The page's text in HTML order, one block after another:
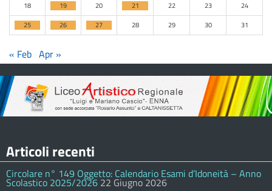
18
19 20 21 22 23
24
25
26 27 28 29 30 31
« Feb Apr »
Articoli recenti
Circolare n° 149 Oggetto: Calendario Esami d’Idoneità – Anno
Scolastico 2025/2026 22 Giugno 2026